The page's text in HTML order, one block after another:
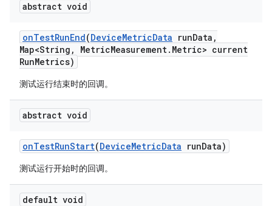
abstract void
onTestRunEnd(DeviceMetricData runData ,
Map<String , MetricMeasurement. Metric> current
RunMetrics)
测试运行结束时的回调。
abstract void
onTestRunStart(DeviceMetricData runData)
测试运行开始时的回调。
default void